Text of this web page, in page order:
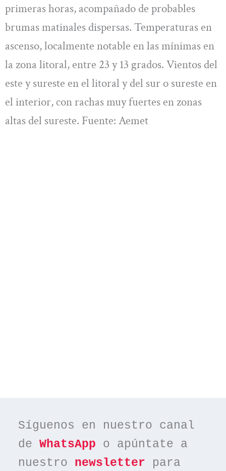
primeras horas, acompañado de probables
brumas matinales dispersas. Temperaturas en
ascenso, localmente notable en las mínimas en
la zona litoral, entre 23 y 13 grados. Vientos del
este y sureste en el litoral y del sur o sureste en
el interior, con rachas muy fuertes en zonas
altas del sureste. Fuente: Aemet
Síguenos en nuestro canal
de WhatsApp o apúntate a
nuestro newsletter para